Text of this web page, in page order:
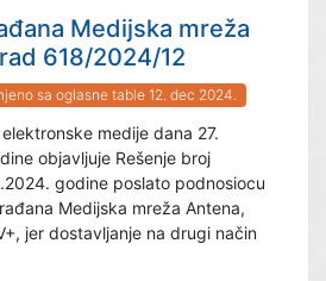
Medijska mreža
618/2024/12
sa oglasne table 12. dec 2024.
medije dana 27.
objavljuje Rešenje broj
godine poslato podnosiocu
Medijska mreža Antena,
jer dostavljanje na drugi način